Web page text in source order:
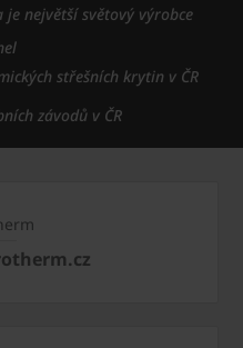
největší světový výrobce
střešních krytin v ČR
závodů v ČR